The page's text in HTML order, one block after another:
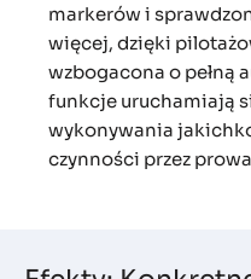
markerów i
więcej, dzięki
wzbogacona o pełną
funkcje uruchamiają
wykonywania
czynności przez